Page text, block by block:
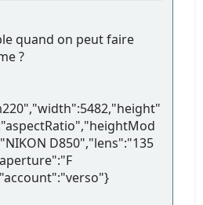
quand on peut faire
?
D850","lens":"135